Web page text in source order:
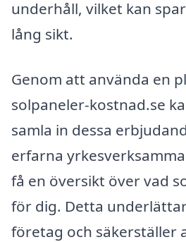
underhåll, vilket kan
lång sikt.
Genom att använda en
solpaneler-kostnad.se
samla in dessa
erfarna
få en översikt över vad
för dig. Detta
företag och säkerställer